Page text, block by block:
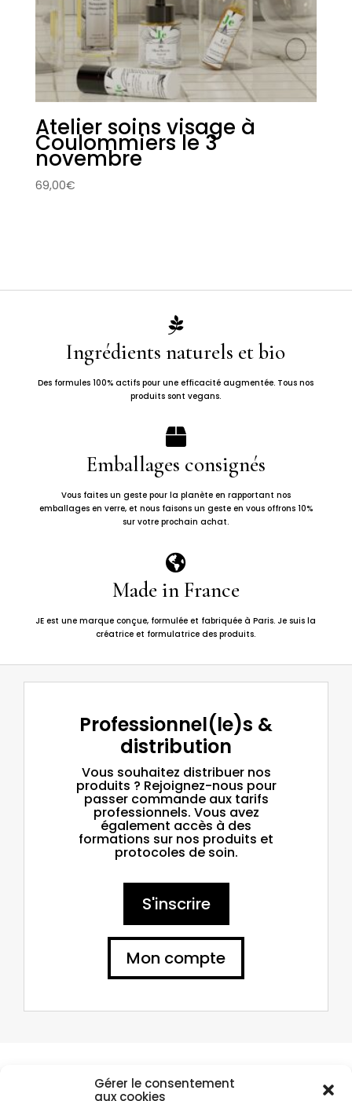
Gérer le consentement
aux cookies
Atelier soins visage à
Coulommiers le 3
novembre
69,00€

Ingrédients naturels et bio
Des formules 100% actifs pour une efficacité augmentée. Tous nos
produits sont vegans.

Emballages consignés
Vous faites un geste pour la planète en rapportant nos
emballages en verre, et nous faisons un geste en vous offrons 10%
sur votre prochain achat.

Made in France
JE est une marque conçue, formulée et fabriquée à Paris. Je suis la
créatrice et formulatrice des produits.
Professionnel(le)s &
distribution
Vous souhaitez distribuer nos
produits ? Rejoignez-nous pour
passer commande aux tarifs
professionnels. Vous avez
également accès à des
formations sur nos produits et
protocoles de soin.
S'inscrire
Mon compte
Compte client